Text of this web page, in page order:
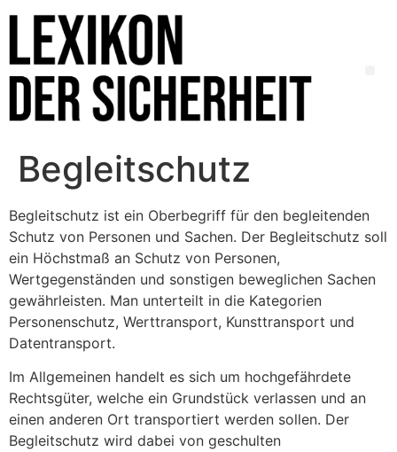
Begleitschutz
Begleitschutz ist ein Oberbegriff für den begleitenden
Schutz von Personen und Sachen. Der Begleitschutz soll
ein Höchstmaß an Schutz von Personen,
Wertgegenständen und sonstigen beweglichen Sachen
gewährleisten. Man unterteilt in die Kategorien
Personenschutz, Werttransport, Kunsttransport und
Datentransport.
Im Allgemeinen handelt es sich um hochgefährdete
Rechtsgüter, welche ein Grundstück verlassen und an
einen anderen Ort transportiert werden sollen. Der
Begleitschutz wird dabei von geschulten